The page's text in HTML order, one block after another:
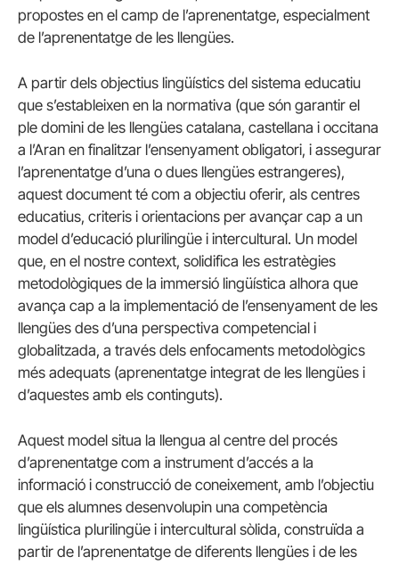
propostes en el camp de l’aprenentatge, especialment
de l’aprenentatge de les llengües.
A partir dels objectius lingüístics del sistema educatiu
que s’estableixen en la normativa (que són garantir el
ple domini de les llengües catalana, castellana i occitana
a l’Aran en finalitzar l’ensenyament obligatori, i assegurar
l’aprenentatge d’una o dues llengües estrangeres),
aquest document té com a objectiu oferir, als centres
educatius, criteris i orientacions per avançar cap a un
model d’educació plurilingüe i intercultural. Un model
que, en el nostre context, solidifica les estratègies
metodològiques de la immersió lingüística alhora que
avança cap a la implementació de l’ensenyament de les
llengües des d’una perspectiva competencial i
globalitzada, a través dels enfocaments metodològics
més adequats (aprenentatge integrat de les llengües i
d’aquestes amb els continguts).
Aquest model situa la llengua al centre del procés
d’aprenentatge com a instrument d’accés a la
informació i construcció de coneixement, amb l’objectiu
que els alumnes desenvolupin una competència
lingüística plurilingüe i intercultural sòlida, construïda a
partir de l’aprenentatge de diferents llengües i de les